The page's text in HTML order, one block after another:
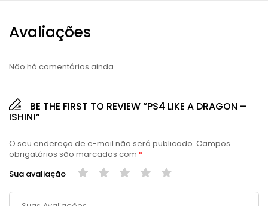
Avaliações
Não há comentários ainda.
BE THE FIRST TO REVIEW “PS4 LIKE A DRAGON –
ISHIN!”
O seu endereço de e-mail não será publicado. Campos
obrigatórios são marcados com *
Sua avaliação